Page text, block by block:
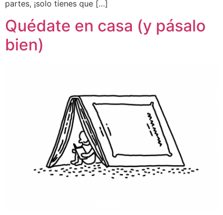
partes, ¡solo tienes que […]
Quédate en casa (y pásalo
bien)